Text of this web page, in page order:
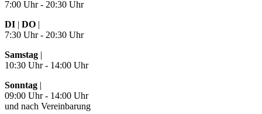
7:00 Uhr - 20:30 Uhr
DI | DO |
7:30 Uhr - 20:30 Uhr
Samstag |
10:30 Uhr - 14:00 Uhr
Sonntag |
09:00 Uhr - 14:00 Uhr
und nach Vereinbarung